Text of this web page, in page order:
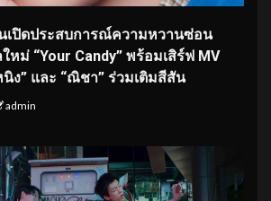
นเปิดประสบการณ์ความหวานซ่อน
ใหม่ “Your Candy” พร้อมเสิร์ฟ MV
นิง” และ “ณิชา” ร่วมเติมสีสัน
admin